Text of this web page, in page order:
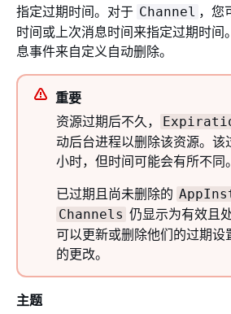
指定过期时间。对于 Channel ，您
时间或上次消息时间来指定过期时间
息事件来自定义自动删除。
重要
资源过期后不久，
动后台进程以删除该资源。该
小时，但时间可能会有所不同。
已过期且尚未删除的
Channels 仍显示为有效且
可以更新或删除他们的过期设
的更改。
主题